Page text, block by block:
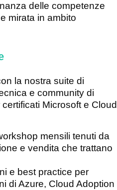
delle competenze
mirata in ambito
la nostra suite di
e community di
Microsoft e Cloud
mensili tenuti da
e vendita che trattano
e best practice per
di Azure, Cloud Adoption